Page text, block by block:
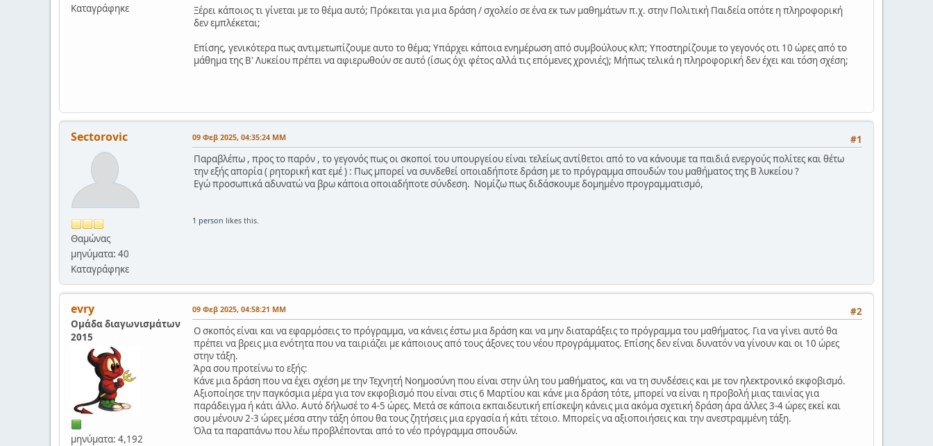
Καταγράφηκε
Ξέρει κάποιος τι γίνεται με το θέμα αυτό; Πρόκειται για μια δράση / σχολείο σε ένα εκ των μαθημάτων π.χ. στην Πολιτική Παιδεία οπότε η πληροφορική
δεν εμπλέκεται;
Επίσης, γενικότερα πως αντιμετωπίζουμε αυτο το θέμα; Υπάρχει κάποια ενημέρωση από συμβούλους κλπ; Υποστηρίζουμε το γεγονός οτι 10 ώρες από το
μάθημα της Β' Λυκείου πρέπει να αφιερωθούν σε αυτό (ίσως όχι φέτος αλλά τις επόμενες χρονιές); Μήπως τελικά η πληροφορική δεν έχει και τόση σχέση;
Sectorovic
Θαμώνας
μηνύματα: 40
Καταγράφηκε
#1
09 Φεβ 2025, 04:35:24 ΜΜ
Παραβλέπω , προς το παρόν , το γεγονός πως οι σκοποί του υπουργείου είναι τελείως αντίθετοι από το να κάνουμε τα παιδιά ενεργούς πολίτες και θέτω
την εξής απορία ( ρητορική κατ εμέ ) : Πως μπορεί να συνδεθεί οποιαδήποτε δράση με το πρόγραμμα σπουδών του μαθήματος της Β λυκείου ?
Εγώ προσωπικά αδυνατώ να βρω κάποια οποιαδήποτε σύνδεση. Νομίζω πως διδάσκουμε δομημένο προγραμματισμό,
1 person likes this.
evry
Ομάδα διαγωνισμάτων
2015
μηνύματα: 4,192
#2
09 Φεβ 2025, 04:58:21 ΜΜ
Ο σκοπός είναι και να εφαρμόσεις το πρόγραμμα, να κάνεις έστω μια δράση και να μην διαταράξεις το πρόγραμμα του μαθήματος. Για να γίνει αυτό θα
πρέπει να βρεις μια ενότητα που να ταιριάζει με κάποιους από τους άξονες του νέου προγράμματος. Επίσης δεν είναι δυνατόν να γίνουν και οι 10 ώρες
στην τάξη.
Άρα σου προτείνω το εξής:
Κάνε μια δράση που να έχει σχέση με την Τεχνητή Νοημοσύνη που είναι στην ύλη του μαθήματος, και να τη συνδέσεις και με τον ηλεκτρονικό εκφοβισμό.
Αξιοποίησε την παγκόσμια μέρα για τον εκφοβισμό που είναι στις 6 Μαρτίου και κάνε μια δράση τότε, μπορεί να είναι η προβολή μιας ταινίας για
παράδειγμα ή κάτι άλλο. Αυτό δήλωσέ το 4-5 ώρες. Μετά σε κάποια εκπαιδευτική επίσκεψη κάνεις μια ακόμα σχετική δράση άρα άλλες 3-4 ώρες εκεί και
σου μένουν 2-3 ώρες μέσα στην τάξη όπου θα τους ζητήσεις μια εργασία ή κάτι τέτοιο. Μπορείς να αξιοποιήσεις και την ανεστραμμένη τάξη.
Όλα τα παραπάνω που λέω προβλέπονται από το νέο πρόγραμμα σπουδών.